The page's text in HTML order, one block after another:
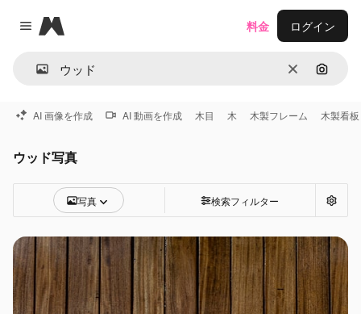
Close menu
Magnific
消去 画像で
料金 ログイン
AI 画像を作成 AI 動画を作成 木目 木 木製フレーム 木製看板
ウッド写真
写真 検索フィルター